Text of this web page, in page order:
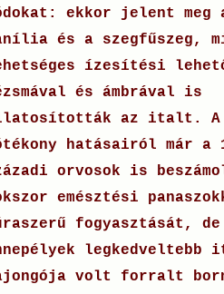
ekkor jelent
és a szegfűszeg,
ízesítési
és ámbrával is
az italt. A
hatásairól már a
orvosok is
emésztési
fogyasztását,
volt forralt